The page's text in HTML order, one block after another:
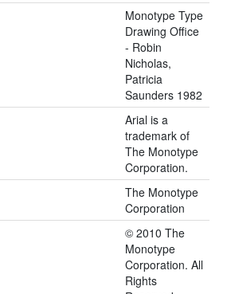
Monotype Type
Drawing Office
- Robin
Nicholas,
Patricia
Saunders 1982
Arial is a
trademark of
The Monotype
Corporation.
The Monotype
Corporation
© 2010 The
Monotype
Corporation. All
Rights